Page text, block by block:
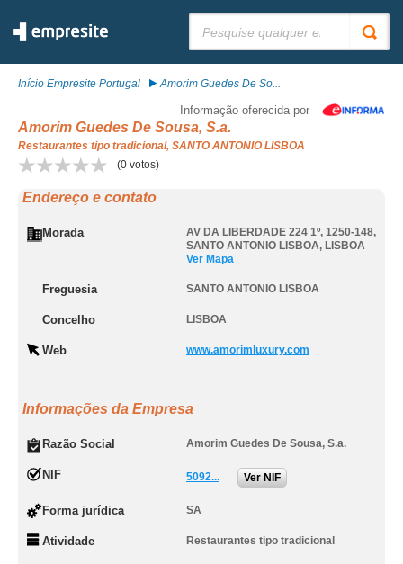
Início Empresite Portugal Amorim Guedes De So...
Informação oferecida por
Amorim Guedes De Sousa, S.a.
Restaurantes tipo tradicional, SANTO ANTONIO LISBOA
(0 votos)
Endereço e contato
Morada AV DA LIBERDADE 224 1º, 1250-148,
SANTO ANTONIO LISBOA, LISBOA
Ver Mapa
Freguesia SANTO ANTONIO LISBOA
Concelho LISBOA
Web www.amorimluxury.com
Informações da Empresa
Razão Social Amorim Guedes De Sousa, S.a.
NIF 5092... Ver NIF
Forma jurídica SA
Atividade Restaurantes tipo tradicional